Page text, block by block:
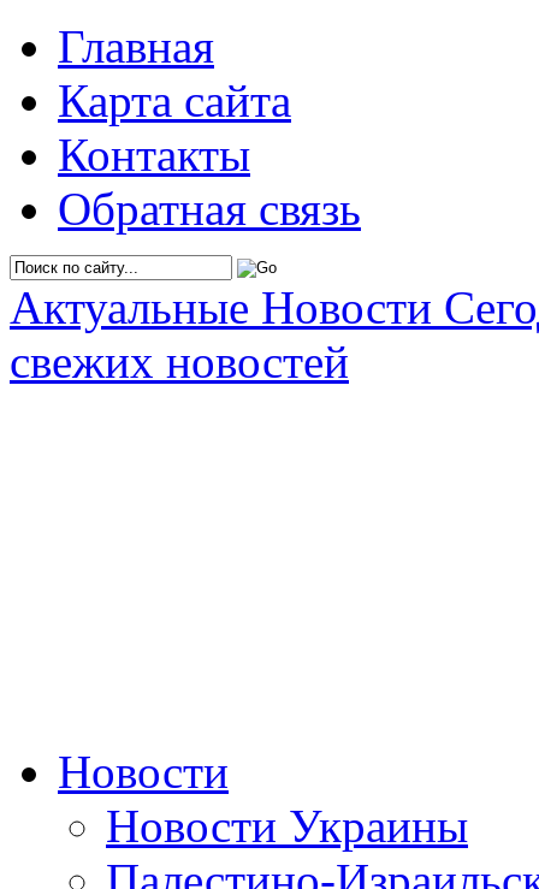
Главная
Карта сайта
Контакты
Обратная связь
Актуальные Новости
свежих новостей
Новости
Новости Украины